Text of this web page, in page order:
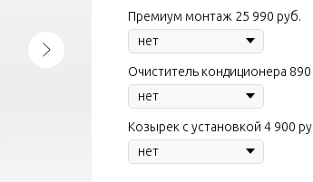
Премиум монтаж 25 990 руб.
Очиститель кондиционера 890
Козырек с установкой 4 900